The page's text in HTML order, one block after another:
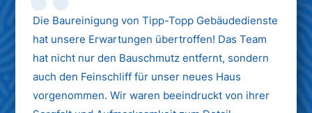
Die Baureinigung von Tipp-Topp Gebäudedienste
hat unsere Erwartungen übertroffen! Das Team
hat nicht nur den Bauschmutz entfernt, sondern
auch den Feinschliff für unser neues Haus
vorgenommen. Wir waren beeindruckt von ihrer